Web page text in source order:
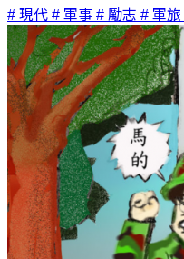
# 現代 # 軍事 # 勵志 # 軍旅